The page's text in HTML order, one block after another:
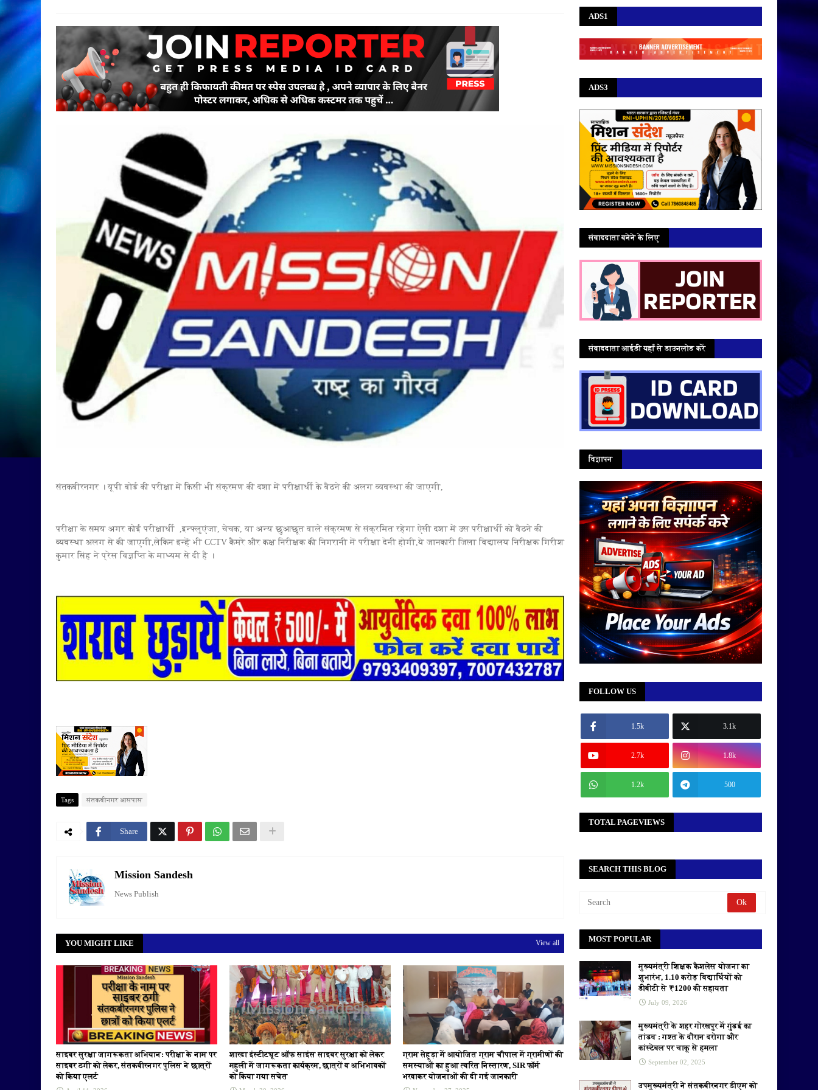
संतकबीरनगर । यूपी बोर्ड की परीक्षा में किसी भी संक्रमण की दशा में परीक्षार्थी के बैठने की अलग व्यवस्था की जाएगी,
परीक्षा के समय अगर कोई परीक्षार्थी ,इन्फ्लुएंजा, चेचक, या अन्य छुआछूत वाले संक्रमण से संक्रमित रहेगा ऐसी दशा में उस परीक्षार्थी को बैठने की
व्यवस्था अलग से की जाएगी,लेकिन इन्हें भी CCTV कैमरे और कक्ष निरीक्षक की निगरानी में परीक्षा देनी होगी,ये जानकारी जिला विद्यालय निरीक्षक गिरीश
कुमार सिंह ने प्रेस विज्ञप्ति के माध्यम से दी है ।
Tags संतकबीनगर आसपास
Share
Mission Sandesh
News Publish
YOU MIGHT LIKE View all
साइबर सुरक्षा जागरूकता अभियान: परीक्षा के नाम पर
साइबर ठगी को लेकर, संतकबीरनगर पुलिस ने छात्रों
को किया एलर्ट
शारदा इंस्टीट्यूट ऑफ साइंस साइबर सुरक्षा को लेकर
महुली में जागरूकता कार्यक्रम, छात्रों व अभिभावकों
को किया गया सचेत
ग्राम सेहूड़ा में आयोजित ग्राम चौपाल में ग्रामीणों की
समस्याओं का हुआ त्वरित निस्तारण, SIR फॉर्म
भरवाकर योजनाओं की दी गई जानकारी
ADS1
ADS3
संवाददाता बनेने के लिए
संवाददाता आईडी यहाँ से डाउनलोड करें
विज्ञापन
FOLLOW US
1.5k 3.1k
2.7k 1.8k
1.2k 500
TOTAL PAGEVIEWS
SEARCH THIS BLOG
MOST POPULAR
मुख्यमंत्री शिक्षक कैशलेस योजना का
शुभारंभ, 1.10 करोड़ विद्यार्थियों को
डीबीटी से ₹1200 की सहायता
July 09, 2026
मुख्यमंत्री के शहर गोरखपुर में गुंडई का
तांडव : गश्त के दौरान दरोगा और
कांस्टेबल पर चाकू से हमला
September 02, 2025
उपमुख्यमंत्री ने संतकबीरनगर डीएम को